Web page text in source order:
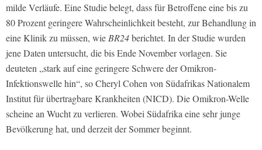
milde Verläufe. Eine Studie belegt, dass für Betroffene eine bis zu
80 Prozent geringere Wahrscheinlichkeit besteht, zur Behandlung in
eine Klinik zu müssen, wie BR24berichtet. In der Studie wurden
jene Daten untersucht, die bis Ende November vorlagen. Sie
deuteten „stark auf eine geringere Schwere der Omikron-
Infektionswelle hin“, so Cheryl Cohen von Südafrikas Nationalem
Institut für übertragbare Krankheiten (NICD). Die Omikron-Welle
scheine an Wucht zu verlieren. Wobei Südafrika eine sehr junge
Bevölkerung hat, und derzeit der Sommer beginnt.